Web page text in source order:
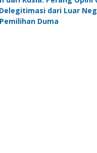
dari Luar
Duma